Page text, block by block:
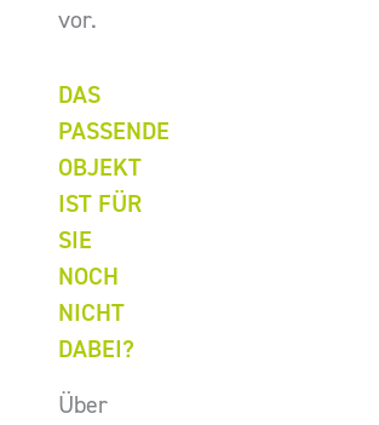
vor.
DAS
PASSENDE
OBJEKT
IST FÜR
SIE
NOCH
NICHT
DABEI?
Über